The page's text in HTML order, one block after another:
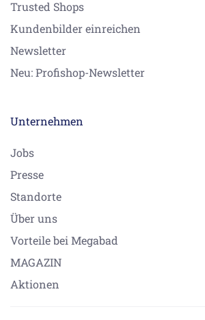
Trusted Shops
Kundenbilder einreichen
Newsletter
Neu: Profishop-Newsletter
Unternehmen
Jobs
Presse
Standorte
Über uns
Vorteile bei Megabad
MAGAZIN
Aktionen